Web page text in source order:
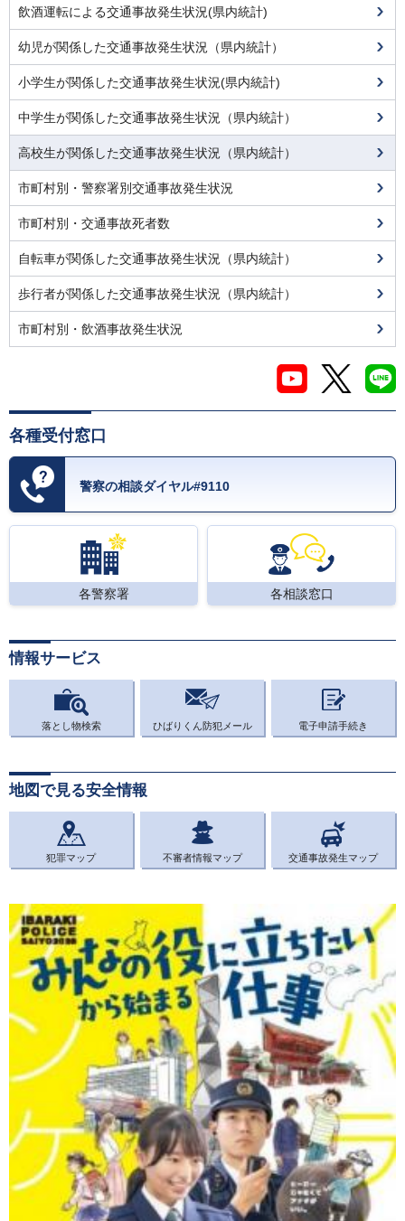
飲酒運転による交通事故発生状況(県内統計)
幼児が関係した交通事故発生状況（県内統計）
小学生が関係した交通事故発生状況(県内統計)
中学生が関係した交通事故発生状況（県内統計）
高校生が関係した交通事故発生状況（県内統計）
市町村別・警察署別交通事故発生状況
市町村別・交通事故死者数
自転車が関係した交通事故発生状況（県内統計）
歩行者が関係した交通事故発生状況（県内統計）
市町村別・飲酒事故発生状況
各種受付窓口
警察の相談ダイヤル#9110
各警察署 各相談窓口
情報サービス
落とし物検索 ひばりくん防犯メール 電子申請手続き
地図で見る安全情報
犯罪マップ 不審者情報マップ 交通事故発生マップ